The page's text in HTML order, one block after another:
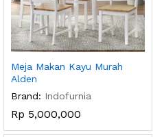
Meja Makan Kayu Murah
Alden
Brand: Indofurnia
Rp 5,000,000